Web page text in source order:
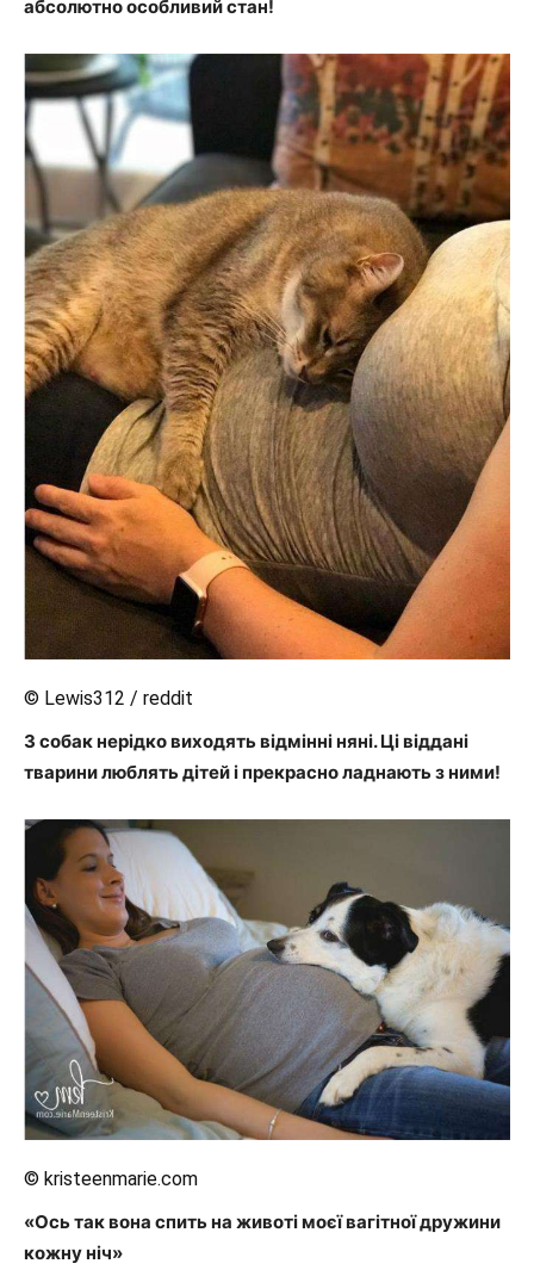
абсолютно особливий стан!
© Lewis312 / reddit
З собак нерідко виходять відмінні няні. Ці віддані
тварини люблять дітей і прекрасно ладнають з ними!
© kristeenmarie.com
«Ось так вона спить на животі моєї вагітної дружини
кожну ніч»